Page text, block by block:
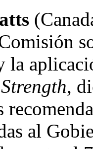
la
,
al